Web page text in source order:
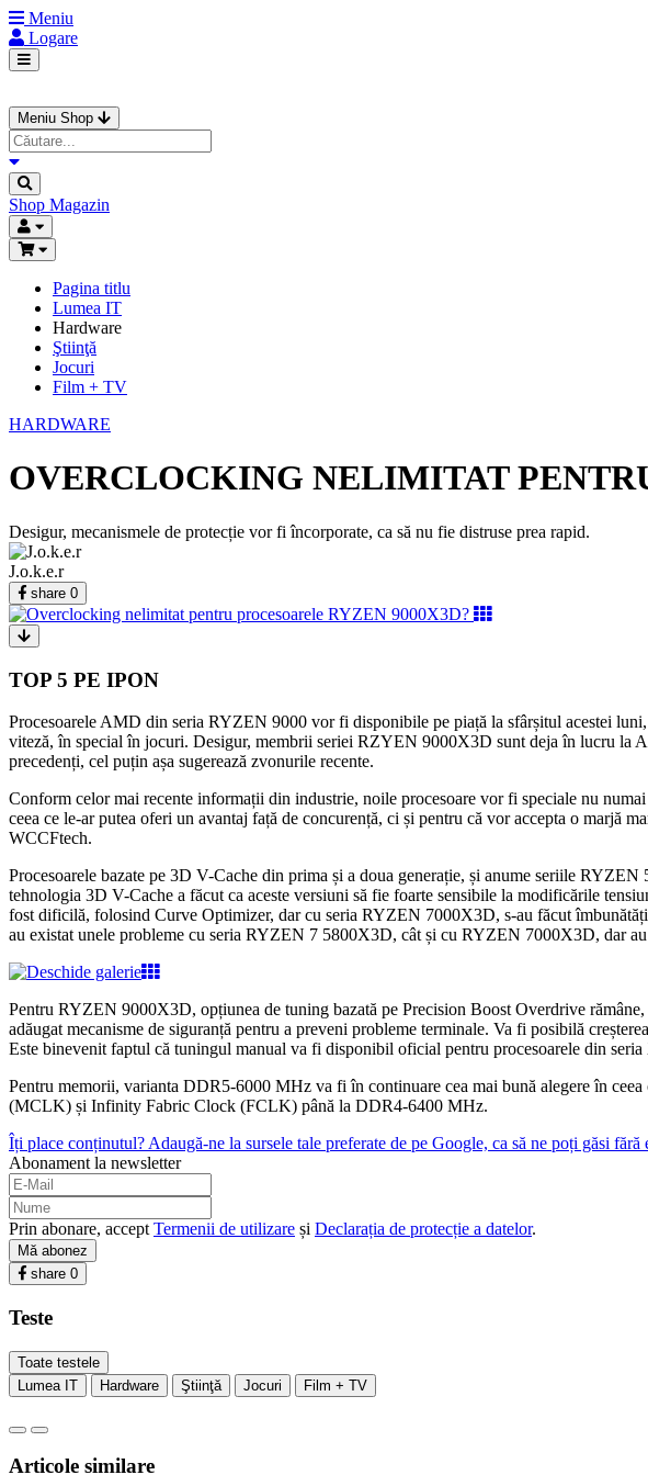
Meniu
Logare
Meniu Shop
Shop Magazin
Pagina titlu
Lumea IT
Hardware
Ştiinţă
Jocuri
Film + TV
HARDWARE
OVERCLOCKING NELIMITAT
Desigur, mecanismele de protecție vor fi încorporate, ca să nu fie distruse prea rapid.
J.o.k.e.r
share 0
TOP 5 PE IPON
Procesoarele AMD din seria RYZEN 9000 vor fi disponibile pe piață la sfârșitul acestei
viteză, în special în jocuri. Desigur, membrii seriei RZYEN 9000X3D sunt deja în lucru la
precedenți, cel puțin așa sugerează zvonurile recente.
Conform celor mai recente informații din industrie, noile procesoare vor fi speciale nu
ceea ce le-ar putea oferi un avantaj față de concurență, ci și pentru că vor accepta o marjă
WCCFtech.
Procesoarele bazate pe 3D V-Cache din prima și a doua generație, și anume seriile
tehnologia 3D V-Cache a făcut ca aceste versiuni să fie foarte sensibile la modificările
fost dificilă, folosind Curve Optimizer, dar cu seria RYZEN 7000X3D, s-au făcut
au existat unele probleme cu seria RYZEN 7 5800X3D, cât și cu RYZEN 7000X3D, dar
Pentru RYZEN 9000X3D, opțiunea de tuning bazată pe Precision Boost Overdrive
adăugat mecanisme de siguranță pentru a preveni probleme terminale. Va fi posibilă
Este binevenit faptul că tuningul manual va fi disponibil oficial pentru procesoarele din
Pentru memorii, varianta DDR5-6000 MHz va fi în continuare cea mai bună alegere în
(MCLK) și Infinity Fabric Clock (FCLK) până la DDR4-6400 MHz.
Îți place conținutul? Adaugă-ne la sursele tale preferate de pe Google, ca să ne poți găsi fără
Abonament la newsletter
Prin abonare, accept Termenii de utilizare și Declarația de protecție a datelor.
Mă abonez
share 0
Teste
Toate testele
Lumea IT
Hardware Ştiinţă Jocuri Film + TV
Articole similare